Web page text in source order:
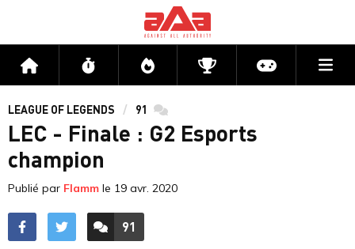
Accueil Flux Directs CompétitionsActu jeux
LEAGUE OF LEGENDS 91 commentaires
LEC - Finale : G2 Esports
champion
Publié par Flamm le 19 avr. 2020
ACCÉDER AUX
91
COMMENTAIRES